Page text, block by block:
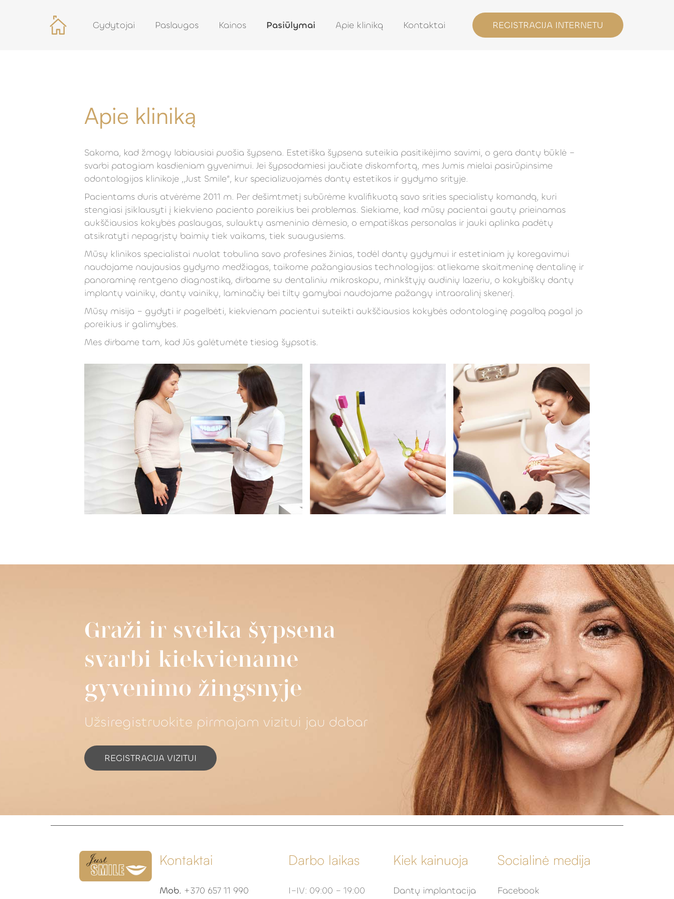
Gydytojai Paslaugos Kainos Pasiūlymai Apie kliniką Kontaktai REGISTRACIJA INTERNETU
Apie kliniką
Sakoma, kad žmogų labiausiai puošia šypsena. Estetiška šypsena suteikia pasitikėjimo savimi, o gera dantų būklė –
svarbi patogiam kasdieniam gyvenimui. Jei šypsodamiesi jaučiate diskomfortą, mes Jumis mielai pasirūpinsime
odontologijos klinikoje ,,Just Smile“, kur specializuojamės dantų estetikos ir gydymo srityje.
Pacientams duris atvėrėme 2011 m. Per dešimtmetį subūrėme kvalifikuotą savo srities specialistų komandą, kuri
stengiasi įsiklausyti į kiekvieno paciento poreikius bei problemas. Siekiame, kad mūsų pacientai gautų prieinamas
aukščiausios kokybės paslaugas, sulauktų asmeninio dėmesio, o empatiškas personalas ir jauki aplinka padėtų
atsikratyti nepagrįstų baimių tiek vaikams, tiek suaugusiems.
Mūsų klinikos specialistai nuolat tobulina savo profesines žinias, todėl dantų gydymui ir estetiniam jų koregavimui
naudojame naujausias gydymo medžiagas, taikome pažangiausias technologijas: atliekame skaitmeninę dentalinę ir
panoraminę rentgeno diagnostiką, dirbame su dentaliniu mikroskopu, minkštųjų audinių lazeriu, o kokybiškų dantų
implantų vainikų, dantų vainikų, laminačių bei tiltų gamybai naudojame pažangų intraoralinį skenerį.
Mūsų misija – gydyti ir pagelbėti, kiekvienam pacientui suteikti aukščiausios kokybės odontologinę pagalbą pagal jo
poreikius ir galimybes.
Mes dirbame tam, kad Jūs galėtumėte tiesiog šypsotis.
Graži ir sveika šypsena
svarbi kiekviename
gyvenimo žingsnyje
Užsiregistruokite pirmajam vizitui jau dabar
REGISTRACIJA VIZITUI
Kontaktai
Mob. +370 657 11 990
Darbo laikas
I–IV: 09:00 – 19:00
Kiek kainuoja
Dantų implantacija
Socialinė medija
Facebook